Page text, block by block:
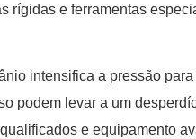
rígidas e ferramentas
intensifica a pressão
podem levar a um
e equipamento